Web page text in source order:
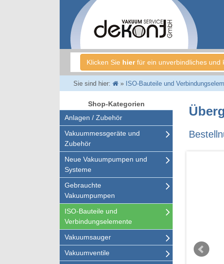
Klicken Sie hierfür ein unverbindliches und
Sie sind hier: » ISO-Bauteile und
Shop-Kategorien
Anlagen / Zubehör
Vakuummessgeräte und
Zubehör
Neue Vakuumpumpen und
Systeme
Gebrauchte
Vakuumpumpen
ISO-Bauteile und
Verbindungselemente
Vakuumsauger
Vakuumventile